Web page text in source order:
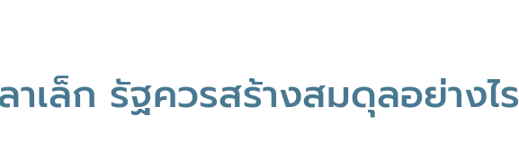
เล็ก รัฐควรสร้างสมดุลอย่างไร